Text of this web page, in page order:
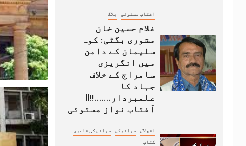
آفتاب مستوئی بلاگ
غلام حسین خان
مشوری بگٹی: کوہ
سلیمان کے دامن
میں انگریزی
سامراج کے خلاف
جہاد کا
علمبردار…….!!||
آفتاب نواز مستوئی
اشولال سرائیکی سرائیکی شاعری
کتاب